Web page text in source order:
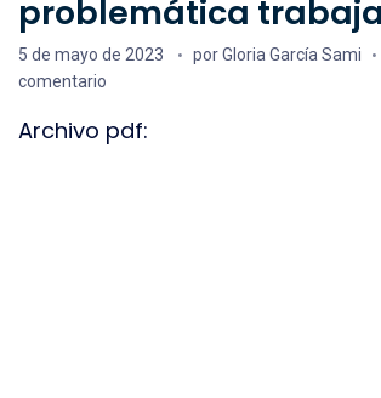
problemática
Fecha de publicación
5 de mayo de 2023 porGloria García Sami
comentario
Archivo pdf: